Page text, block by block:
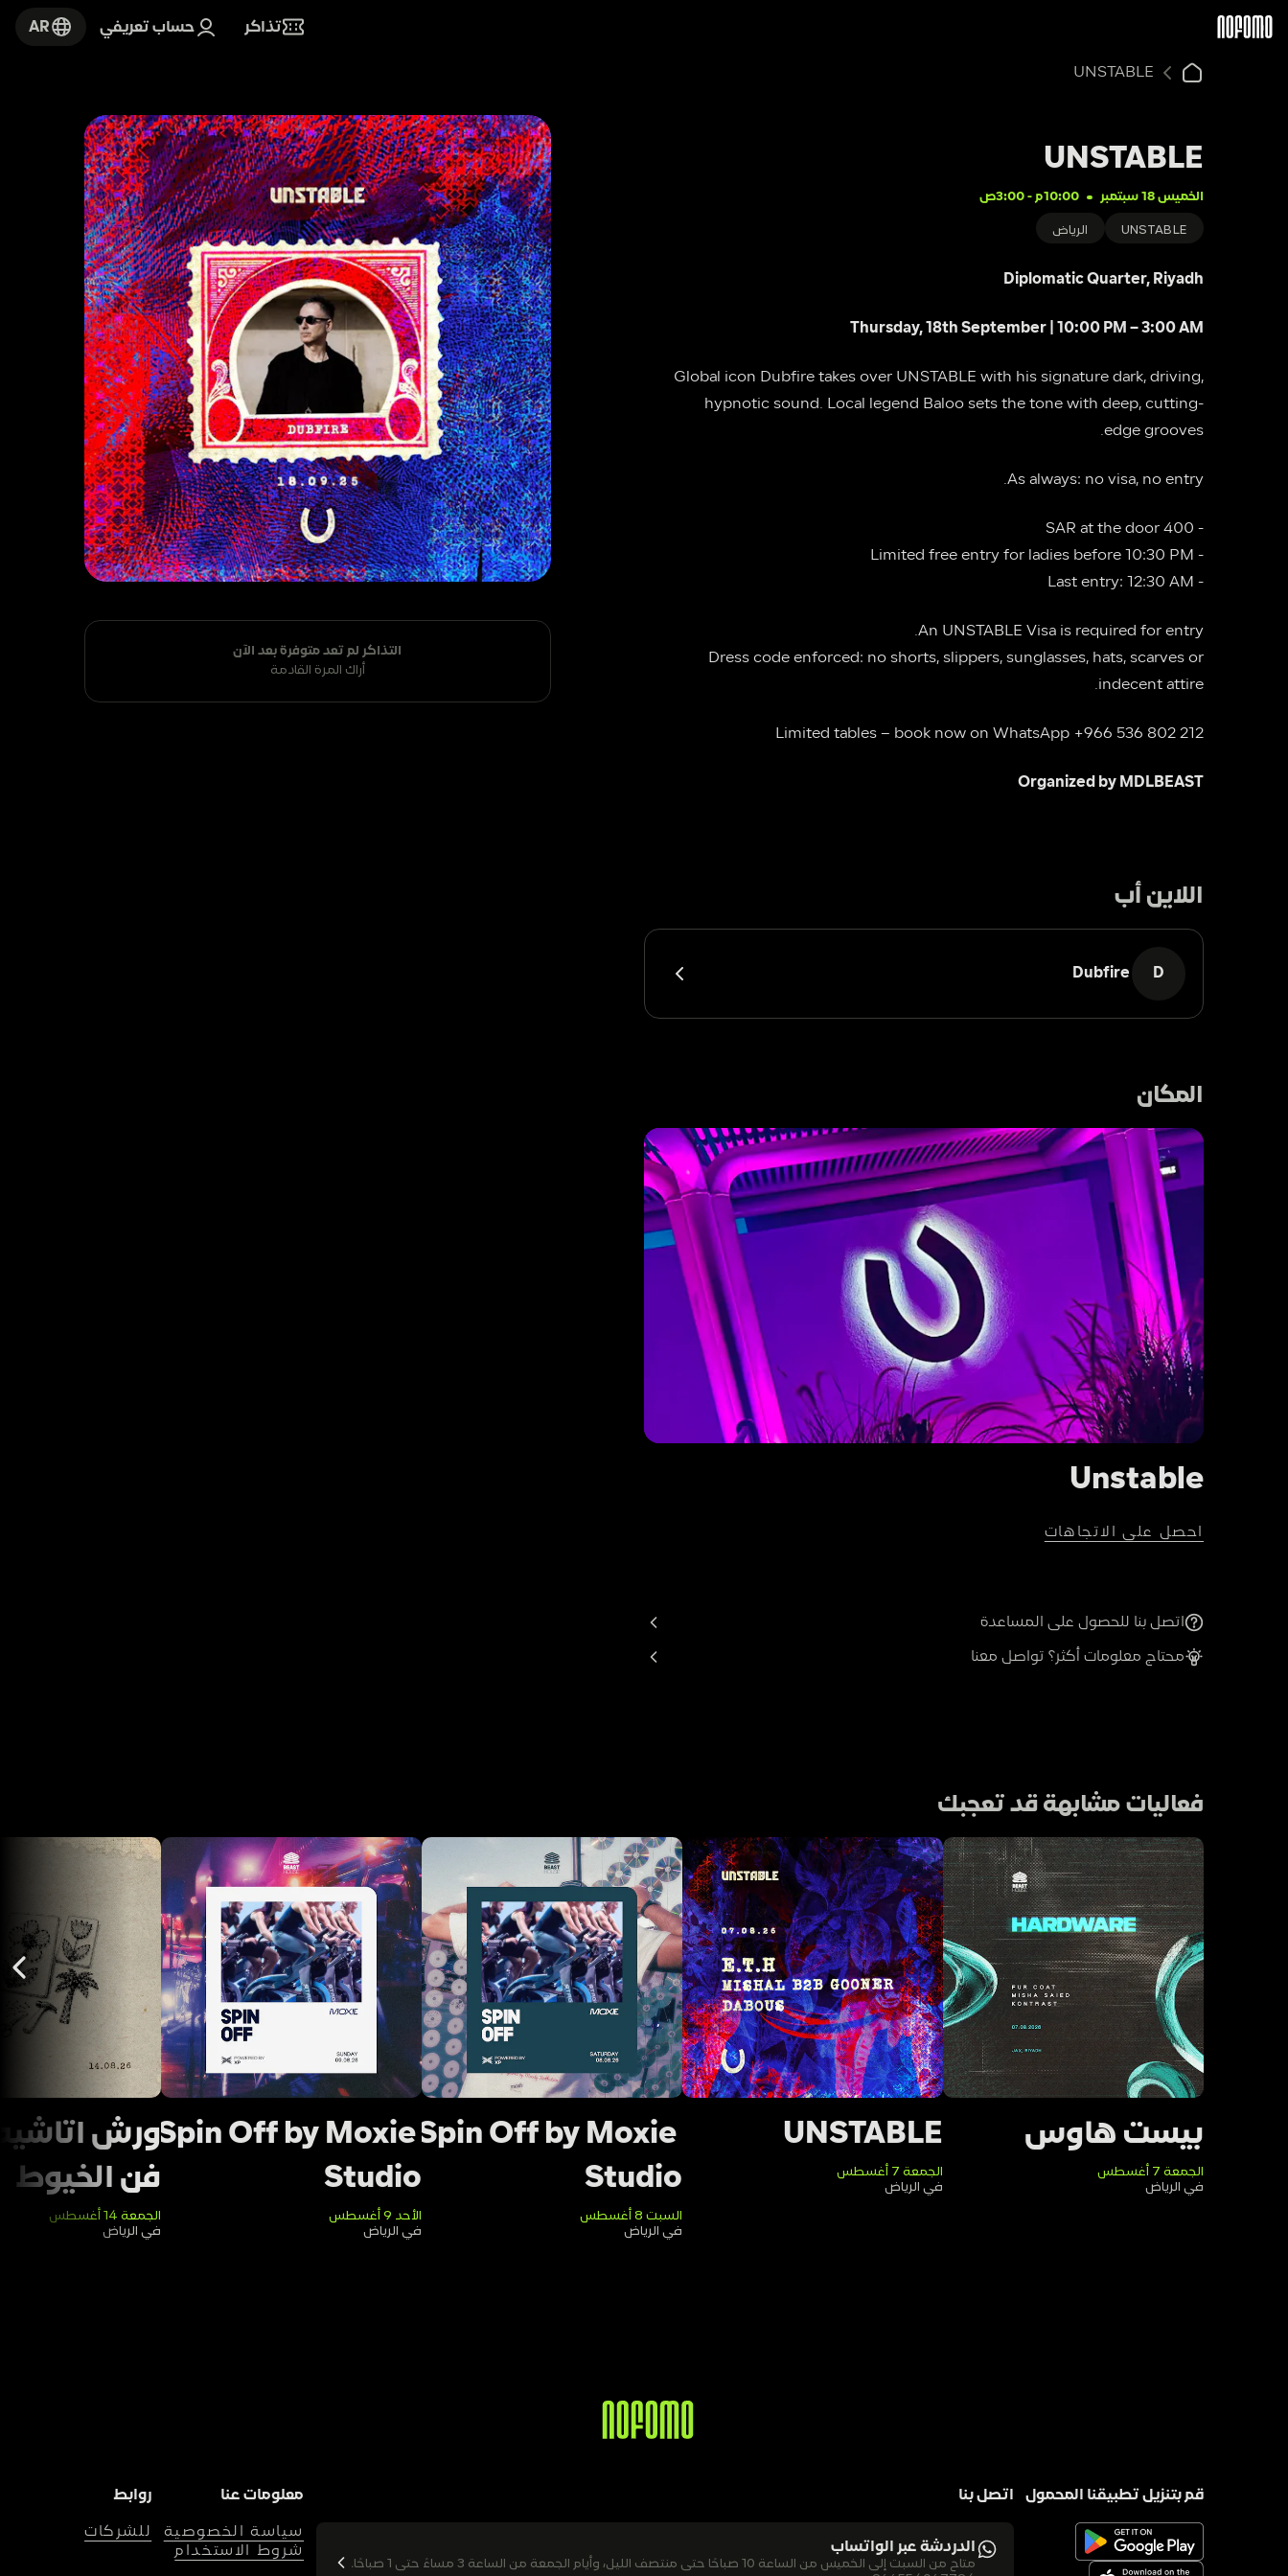
تذاكر حساب تعريفي AR
UNSTABLE
التذاكر لم تعد متوفرة بعد الآن
أراك المرة القادمة
UNSTABLE
الخميس 18 سبتمبر 10:00م - 3:00ص
UNSTABLE الرياض
Diplomatic Quarter, Riyadh
Thursday, 18th September | 10:00 PM – 3:00 AM
hypnotic sound. Local legend Baloo sets the tone with deep, cutting-
edge grooves.
As always: no visa, no entry.
- 400 SAR at the door
- Limited free entry for ladies before 10:30 PM
- Last entry: 12:30 AM
An UNSTABLE Visa is required for entry.
indecent attire.
Limited tables – book now on WhatsApp +966 536 802 212
Organized by MDLBEAST
اللاين أب
D
Dubfire
المكان
Unstable
احصل على الاتجاهات
اتصل بنا للحصول على المساعدة
محتاج معلومات أكثر؟ تواصل معنا
فعاليات مشابهة قد تعجبك
بيست هاوس
الجمعة 7 أغسطس
في الرياض
UNSTABLE
الجمعة 7 أغسطس
في الرياض
Spin Off by Moxie
Studio
السبت 8 أغسطس
في الرياض
Spin Off by Moxie
Studio
الأحد 9 أغسطس
في الرياض
فن الخيوط
الجمعة 14 أغسطس
في الرياض
قم بتنزيل تطبيقنا المحمول اتصل بنا
الدردشة عبر الواتساب
متاح من السبت إلى الخميس من الساعة 10 صباحًا حتى منتصف الليل، وأيام الجمعة من الساعة 3 مساءً حتى 1 صباحًا.
معلومات عنا
سياسة الخصوصية
شروط الاستخدام
روابط
للشركات